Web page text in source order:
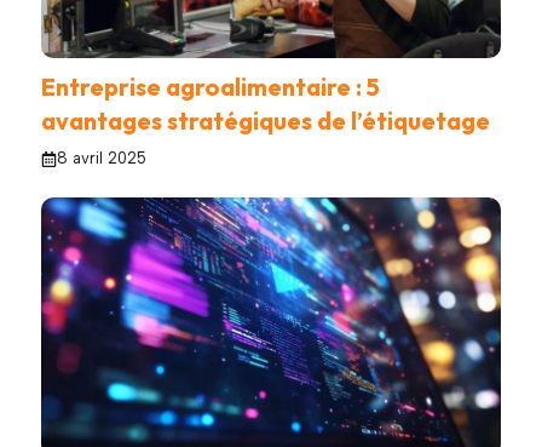
Entreprise agroalimentaire : 5
avantages stratégiques de l’étiquetage
8 avril 2025